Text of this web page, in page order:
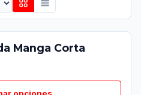
Manga Corta
opciones